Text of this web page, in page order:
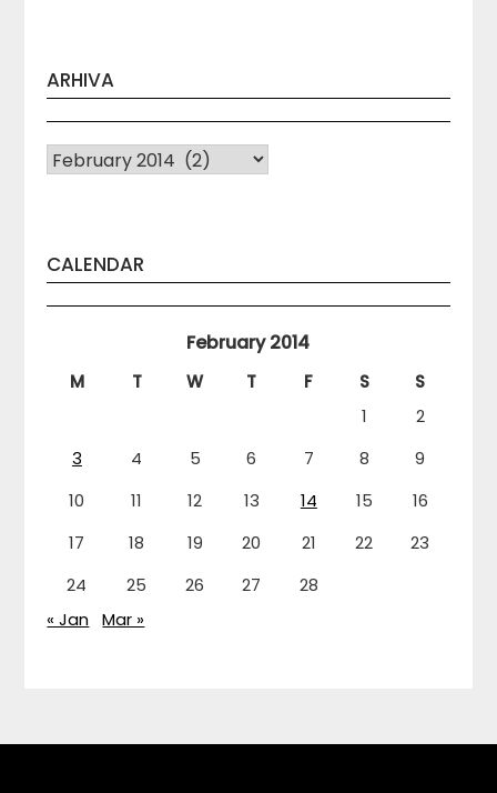
ARHIVA
Arhiva
CALENDAR
February 2014
M T W T F S
S
1
2
3
4 5 6 7 8
9
10
11 12 13 14 15
16
17
18 19 20 21 22
23
24
25 26 27
28
« Jan Mar »